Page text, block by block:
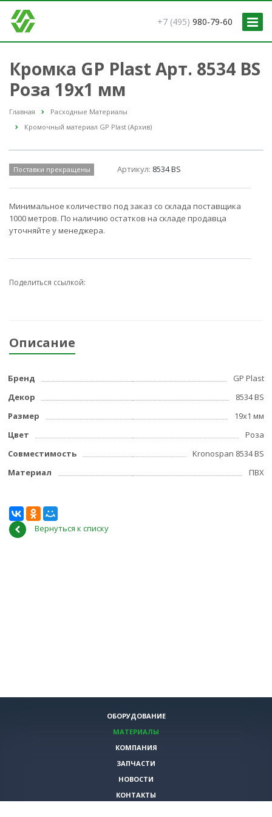
+7 (495) 980-79-60
Кромка GP Plast Арт. 8534 BS
Роза 19x1 мм
Главная
Расходные Материалы
Кромочный материал GP Plast (Архив)
Поставки прекращены Артикул: 8534 BS
Минимальное количество под заказ со склада поставщика
1000 метров. По наличию остатков на складе продавца
уточняйте у менеджера.
Поделиться ссылкой:
Описание
Бренд
GP Plast
Декор
8534 BS
Размер
19x1 мм
Цвет
Роза
Совместимость
Kronospan 8534 BS
Материал
ПВХ
Вернуться к списку
ОБОРУДОВАНИЕ
МАТЕРИАЛЫ
КОМПАНИЯ
ЗАПЧАСТИ
НОВОСТИ
КОНТАКТЫ